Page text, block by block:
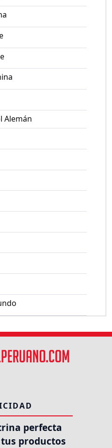
Alemán
perfecta
productos